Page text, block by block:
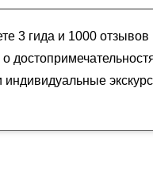
3 гида и 1000
индивидуальные